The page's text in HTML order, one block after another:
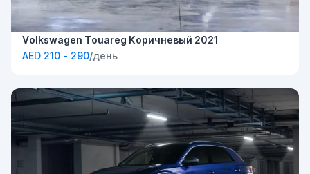
Volkswagen Touareg Коричневый 2021
AED 210 - 290/день